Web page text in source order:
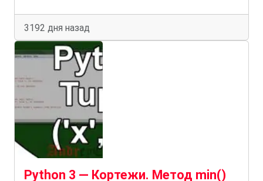
3192 дня назад
Python 3 — Кортежи. Метод min()